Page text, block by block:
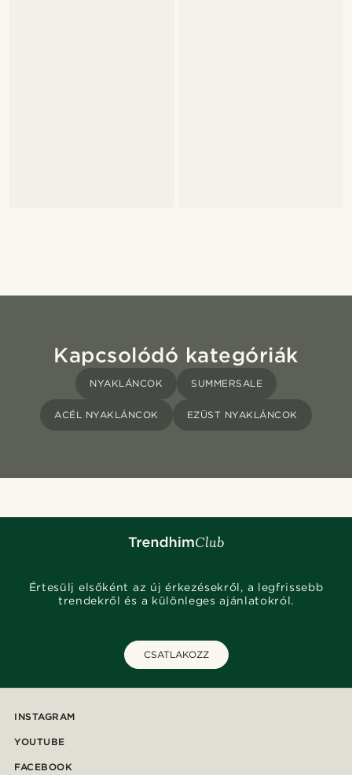
Kapcsolódó kategóriák
NYAKLÁNCOK SUMMERSALE
ACÉL NYAKLÁNCOK EZÜST NYAKLÁNCOK
Értesülj elsőként az új érkezésekről, a legfrissebb
trendekről és a különleges ajánlatokról.
CSATLAKOZZ
INSTAGRAM
YOUTUBE
FACEBOOK